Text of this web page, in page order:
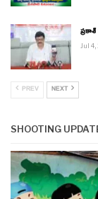
Jul 4,
PREV NEXT
SHOOTING